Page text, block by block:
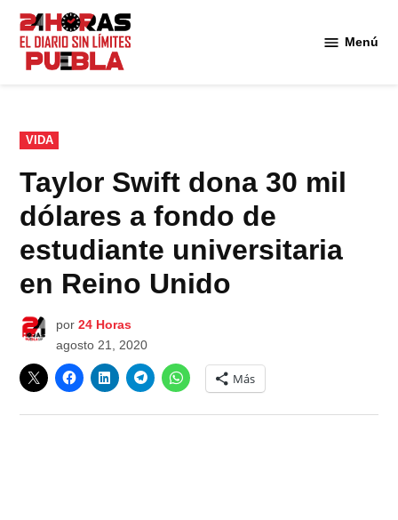
Saltar
contenido
Menú
PUBLICADO
EN
VIDA
Taylor Swift dona 30 mil
dólares a fondo de
estudiante universitaria
en Reino Unido
por 24 Horas
agosto 21, 2020
Más